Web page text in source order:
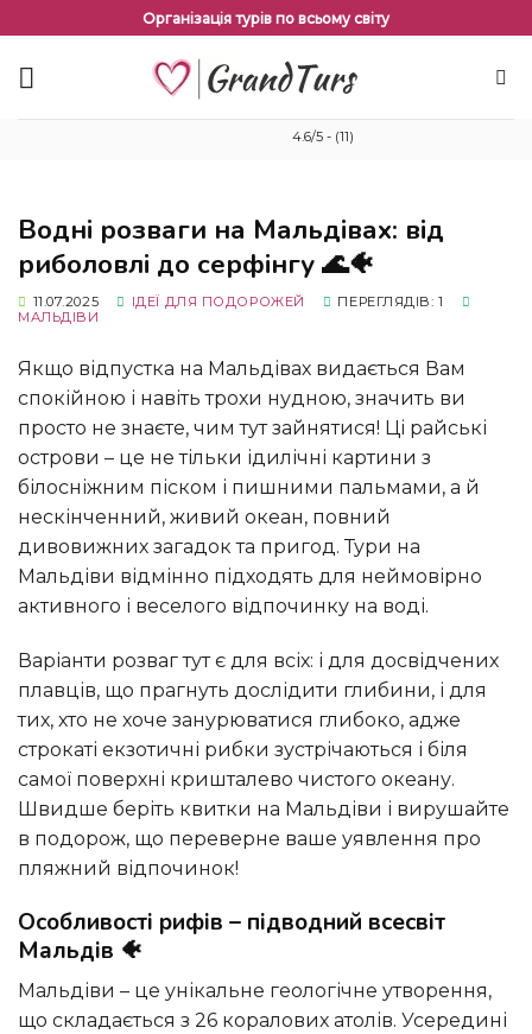
змісту
Організація турів по всьому світу
4.6/5 - (11)
Водні розваги на Мальдівах: від
риболовлі до серфінгу 🌊🐠
11.07.2025 ІДЕЇ ​​ДЛЯ ПОДОРОЖЕЙ
ПЕРЕГЛЯДІВ: 1
МАЛЬДІВИ
Якщо відпустка на Мальдівах видається Вам
спокійною і навіть трохи нудною, значить ви
просто не знаєте, чим тут зайнятися! Ці райські
острови – це не тільки ідилічні картини з
білосніжним піском і пишними пальмами, а й
нескінченний, живий океан, повний
дивовижних загадок та пригод. Тури на
Мальдіви відмінно підходять для неймовірно
активного і веселого відпочинку на воді.
Варіанти розваг тут є для всіх: і для досвідчених
плавців, що прагнуть дослідити глибини, і для
тих, хто не хоче занурюватися глибоко, адже
строкаті екзотичні рибки зустрічаються і біля
самої поверхні кришталево чистого океану.
Швидше беріть квитки на Мальдіви і вирушайте
в подорож, що переверне ваше уявлення про
пляжний відпочинок!
Особливості рифів – підводний всесвіт
Мальдів 🐠
Мальдіви – це унікальне геологічне утворення,
що складається з 26 коралових атолів. Усередині